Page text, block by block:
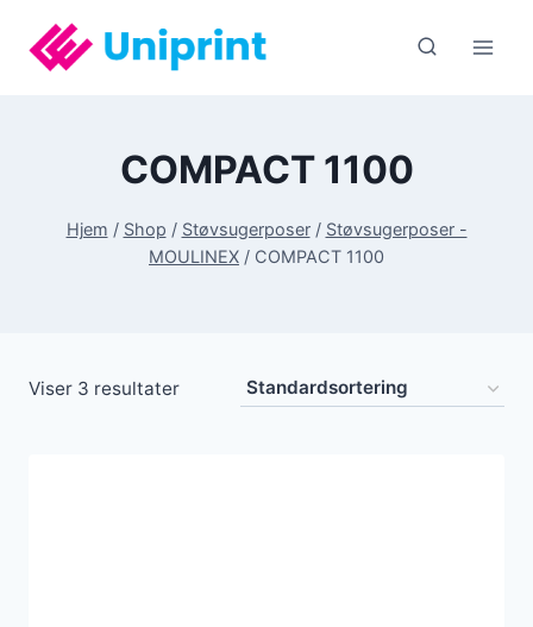
indhold
COMPACT 1100
Hjem / Shop / Støvsugerposer / Støvsugerposer -
MOULINEX / COMPACT 1100
Viser 3 resultater